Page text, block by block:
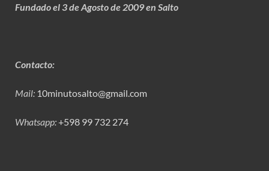
Fundado el 3 de Agosto de 2009 en Salto
Contacto:
Mail: 10minutosalto@gmail.com
Whatsapp:+598 99 732 274